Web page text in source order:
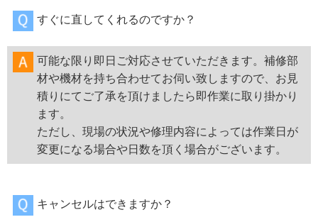
すぐに直してくれるのですか？
可能な限り即日ご対応させていただきます。補修部
材や機材を持ち合わせてお伺い致しますので、お見
積りにてご了承を頂けましたら即作業に取り掛かり
ます。
ただし、現場の状況や修理内容によっては作業日が
変更になる場合や日数を頂く場合がございます。
キャンセルはできますか？